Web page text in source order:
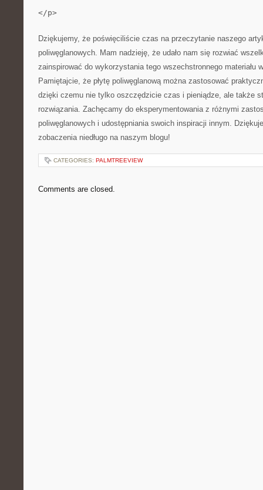
</p>
Dziękujemy, że poświęciliście czas ​na przeczytanie⁢ naszego
poliwęglanowych. Mam ⁤nadzieję, że udało nam się⁢ rozwiać
⁣zainspirować ⁢do ⁢wykorzystania‍ tego⁣ wszechstronnego materiału
Pamiętajcie, że płytę⁢ poliwęglanową można zastosować
dzięki czemu⁣ nie tylko ​oszczędzicie czas i pieniądze, ale także⁣
rozwiązania. Zachęcamy do‍ eksperymentowania z różnymi
poliwęglanowych i udostępniania swoich​ inspiracji ‍innym.⁣
zobaczenia niedługo ‍na naszym blogu!
CATEGORIES: PALMTREEVIEW
Comments are closed.